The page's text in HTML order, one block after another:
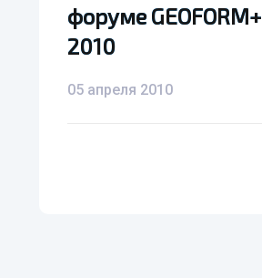
форуме GEOFORM+
2010
05 апреля 2010
форуме GEOFORM+
2010